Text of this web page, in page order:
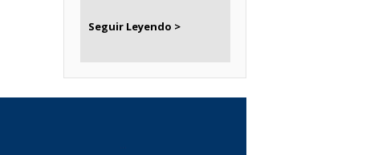
Seguir Leyendo >